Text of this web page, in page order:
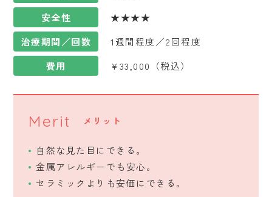
安全性
★★★★
治療期間／回数
1週間程度／2回程度
費用
¥33,000（税込）
Merit メリット
自然な見た目にできる。
金属アレルギーでも安心。
セラミックよりも安価にできる。